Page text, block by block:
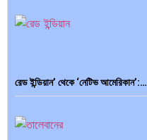
রেড ইন্ডিয়ান’ থেকে ‘নেটিভ আমেরিকান’:…